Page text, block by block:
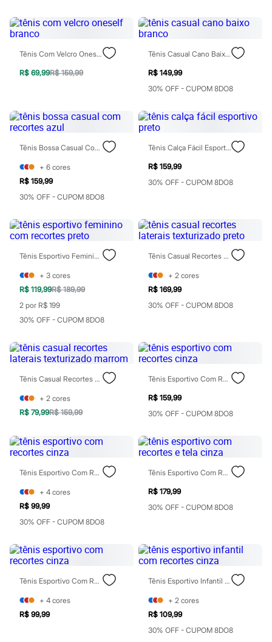
Plus size
Blusas e Camisetas
Calças
Camisas
Casacos e Jaquetas
Jeans
Infantil
Em alta
Arrumadinho para os meninos
Romântico para as meninas
Novidades
Roupas menina
0 a 24 meses
1 a 5 anos
10 a 16 anos
Roupas menino
1 a 5 anos
10 a 16 anos
Acessórios
Recém-nascido
Bolsas e Mochilas
Chapéus
Botas
Chinelos
Pantufas
Rasteirinhas
Tênis
Diversão
Baby Club
Fifteen
Miss Fifteen
Moda íntima
Calcinhas
Cuecas
Meias
Pijamas
Biquínis e Maiôs
Blusas de proteção
Sungas
Personagens
Bluey
Disney
Hello Kitty
Homem Aranha
Tênis Com Velcro Oneself Branco
R$ 69,99R$ 159,99
Tênis Casual Cano Baixo Branco
R$ 149,99
30% OFF - CUPOM 8DO8
Tênis Bossa Casual Com Recortes Azul
+ 6 cores
R$ 159,99
30% OFF - CUPOM 8DO8
Tênis Calça Fácil Esportivo Preto
R$ 159,99
30% OFF - CUPOM 8DO8
Tênis Esportivo Feminino Com Recortes Preto
+ 3 cores
R$ 119,99R$ 189,99
2 por R$ 199
30% OFF - CUPOM 8DO8
Tênis Casual Recortes Laterais Texturizado Preto
+ 2 cores
R$ 169,99
30% OFF - CUPOM 8DO8
Tênis Casual Recortes Laterais Texturizado Marrom
+ 2 cores
R$ 79,99R$ 159,99
Tênis Esportivo Com Recortes Cinza
R$ 159,99
30% OFF - CUPOM 8DO8
Tênis Esportivo Com Recortes Cinza
+ 4 cores
R$ 99,99
30% OFF - CUPOM 8DO8
Tênis Esportivo Com Recortes E Tela Cinza
R$ 179,99
30% OFF - CUPOM 8DO8
Tênis Esportivo Com Recortes Cinza
+ 4 cores
R$ 99,99
Tênis Esportivo Infantil Com Recortes Cinza
+ 2 cores
R$ 109,99
30% OFF - CUPOM 8DO8